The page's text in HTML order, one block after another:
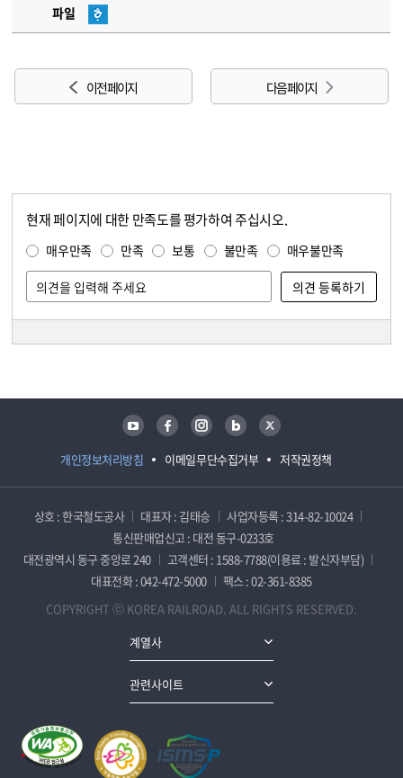
파일
이전 페이지 다음 페이지
현재 페이지에 대한 만족도를 평가하여 주십시오.
매우만족 만족 보통 불만족 매우불만족
개인정보처리방침 이메일무단수집거부 저작권정책
유튜브 페이스북 인스타그램 블로그 트위터
상호 : 한국철도공사 대표자 : 김태승
사업자등록 : 314-82-10024
통신판매업신고 : 대전 동구-0233호
대전광역시 동구 중앙로 240
고객센터 : 1588-7788(이용료 : 발신자부담)
대표전화 : 042-472-5000
팩스 : 02-361-8385
COPYRIGHT ⓒ KOREA RAILROAD. ALL RIGHTS RESERVED.
계열사
관련사이트